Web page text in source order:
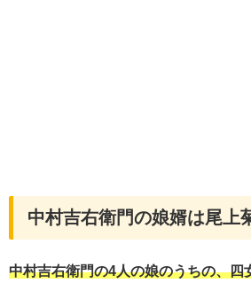
中村吉右衛門の娘婿は尾上
中村吉右衛門の4人の娘のうちの、四